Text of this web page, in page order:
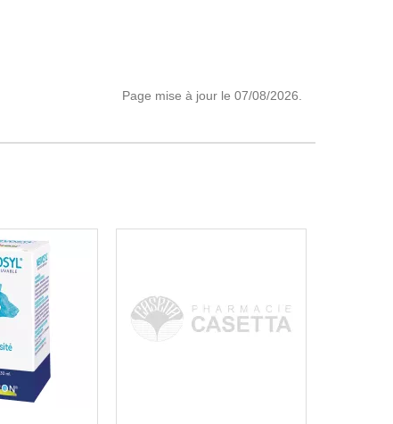
Page mise à jour le 07/08/2026.